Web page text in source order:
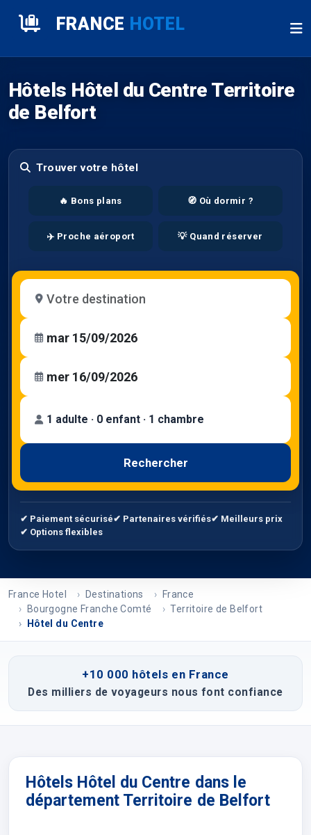
FRANCE HOTEL
Hôtels Hôtel du Centre Territoire
de Belfort
Trouver votre hôtel
🔥 Bons plans 🧭 Où dormir ?
✈️ Proche aéroport 💡 Quand réserver
1 adulte · 0 enfant · 1 chambre
Rechercher
✔ Paiement sécurisé✔ Partenaires vérifiés✔ Meilleurs prix
✔ Options flexibles
France Hotel Destinations
France
Bourgogne Franche Comté
Territoire de Belfort
Hôtel du Centre
+10 000 hôtels en France
Des milliers de voyageurs nous font confiance
Hôtels Hôtel du Centre dans le
département Territoire de Belfort